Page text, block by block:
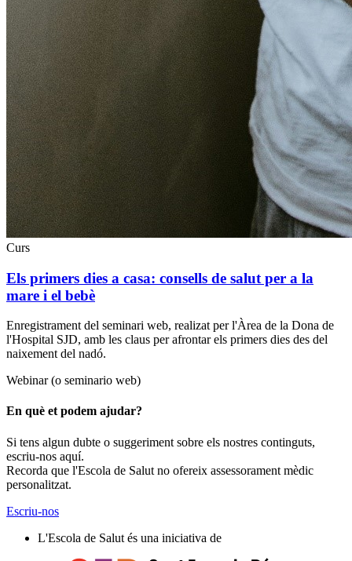
Curs
Els primers dies a casa: consells de salut per a la
mare i el bebè
Enregistrament del seminari web, realizat per l'Àrea de la Dona de
l'Hospital SJD, amb les claus per afrontar els primers dies des del
naixement del nadó.
Webinar (o seminario web)
En què et podem ajudar?
Si tens algun dubte o suggeriment sobre els nostres continguts,
escriu-nos aquí.
Recorda que l'Escola de Salut no ofereix assessorament mèdic
personalitzat.
Escriu-nos
L'Escola de Salut és una iniciativa de